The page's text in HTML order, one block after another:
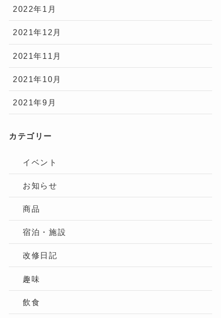
2022年1月
2021年12月
2021年11月
2021年10月
2021年9月
カテゴリー
イベント
お知らせ
商品
宿泊・施設
改修日記
趣味
飲食